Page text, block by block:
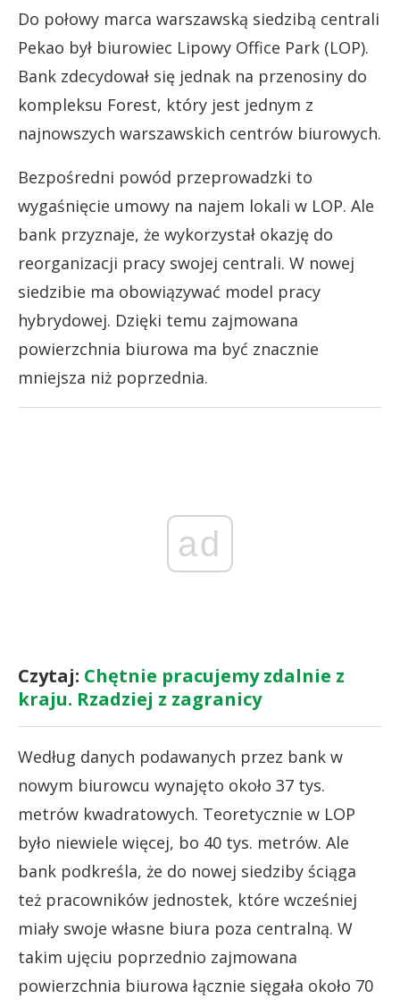
Do połowy marca warszawską siedzibą centrali
Pekao był biurowiec Lipowy Office Park (LOP).
Bank zdecydował się jednak na przenosiny do
kompleksu Forest, który jest jednym z
najnowszych warszawskich centrów biurowych.
Bezpośredni powód przeprowadzki to
wygaśnięcie umowy na najem lokali w LOP. Ale
bank przyznaje, że wykorzystał okazję do
reorganizacji pracy swojej centrali. W nowej
siedzibie ma obowiązywać model pracy
hybrydowej. Dzięki temu zajmowana
powierzchnia biurowa ma być znacznie
mniejsza niż poprzednia.
ad
Czytaj: Chętnie pracujemy zdalnie z
kraju. Rzadziej z zagranicy
Według danych podawanych przez bank w
nowym biurowcu wynajęto około 37 tys.
metrów kwadratowych. Teoretycznie w LOP
było niewiele więcej, bo 40 tys. metrów. Ale
bank podkreśla, że do nowej siedziby ściąga
też pracowników jednostek, które wcześniej
miały swoje własne biura poza centralną. W
takim ujęciu poprzednio zajmowana
powierzchnia biurowa łącznie sięgała około 70